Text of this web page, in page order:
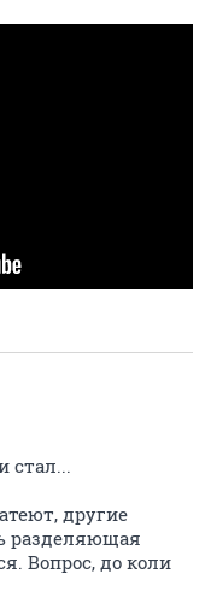
стал...
другие
разделяющая
Вопрос, до коли